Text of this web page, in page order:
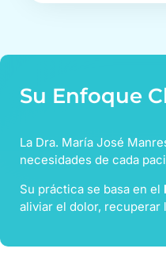
Su Enfoque
La Dra. María José
necesidades de cada
Su práctica se basa en el
aliviar el dolor, recuperar